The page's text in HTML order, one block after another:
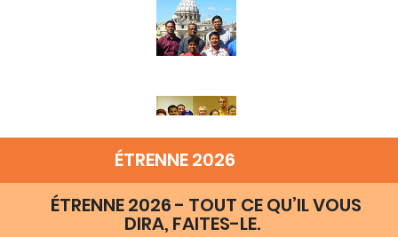
ÉTRENNE 2026
ÉTRENNE 2026 - TOUT CE QU’IL VOUS
DIRA, FAITES-LE.